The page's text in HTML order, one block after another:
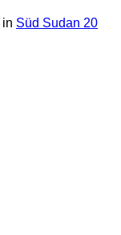
in Süd Sudan 20